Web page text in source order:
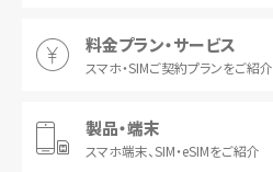
料金プラン・サービス
スマホ・SIMご契約プランをご紹介
製品・端末
スマホ端末、SIM・eSIMをご紹介